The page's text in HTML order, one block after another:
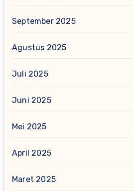
September 2025
Agustus 2025
Juli 2025
Juni 2025
Mei 2025
April 2025
Maret 2025